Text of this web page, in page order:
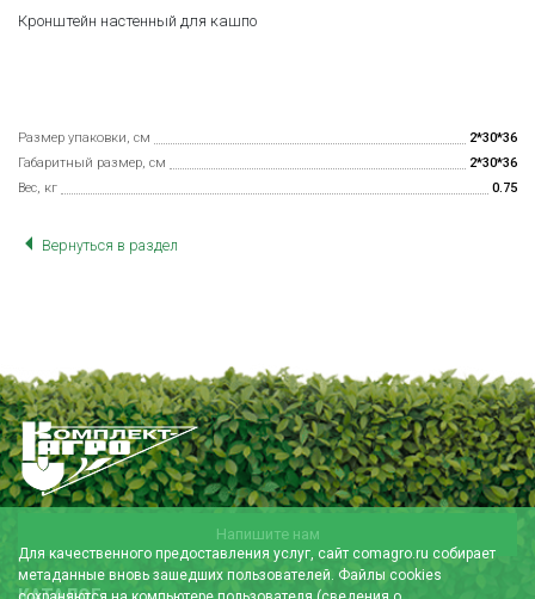
Кронштейн настенный для кашпо
Размер упаковки, см
2*30*36
Габаритный размер, см
2*30*36
Вес, кг
0.75
Вернуться в раздел
Напишите нам
Для качественного предоставления услуг, сайт comagro.ru собирает
метаданные вновь зашедших пользователей. Файлы cookies